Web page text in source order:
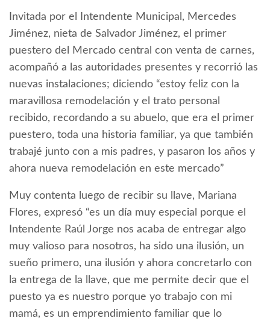
Invitada por el Intendente Municipal, Mercedes
Jiménez, nieta de Salvador Jiménez, el primer
puestero del Mercado central con venta de carnes,
acompañó a las autoridades presentes y recorrió las
nuevas instalaciones; diciendo “estoy feliz con la
maravillosa remodelación y el trato personal
recibido, recordando a su abuelo, que era el primer
puestero, toda una historia familiar, ya que también
trabajé junto con a mis padres, y pasaron los años y
ahora nueva remodelación en este mercado”
Muy contenta luego de recibir su llave, Mariana
Flores, expresó “es un día muy especial porque el
Intendente Raúl Jorge nos acaba de entregar algo
muy valioso para nosotros, ha sido una ilusión, un
sueño primero, una ilusión y ahora concretarlo con
la entrega de la llave, que me permite decir que el
puesto ya es nuestro porque yo trabajo con mi
mamá, es un emprendimiento familiar que lo